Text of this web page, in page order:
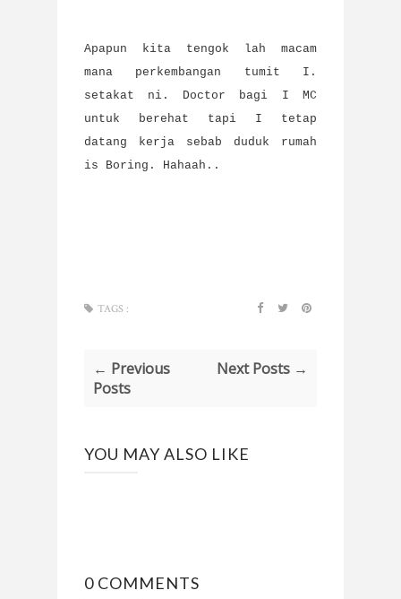
Apapun kita tengok lah macam
mana perkembangan tumit I.
setakat ni. Doctor bagi I MC
untuk berehat tapi I tetap
datang kerja sebab duduk rumah
is Boring. Hahaah..
TAGS :
← Previous
Posts
Next Posts →
YOU MAY ALSO LIKE
0 COMMENTS